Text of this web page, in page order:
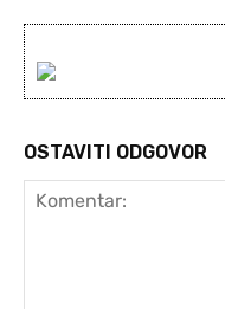
OSTAVITI ODGOVOR